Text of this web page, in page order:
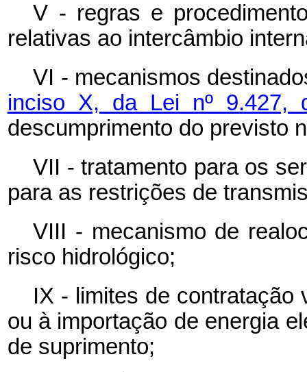
V - regras e
relativas ao intercâmbio
VI - mecanismos
inciso X, da Lei nº
descumprimento do previsto
VII - tratamento para os
para as restrições de
VIII - mecanismo de
risco hidrológico;
IX - limites de contratação
ou à importação de energia
de suprimento;